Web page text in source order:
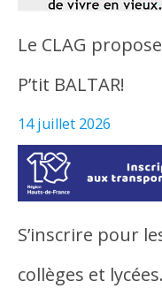
Le CLAG
P’tit BALTAR!
14 juillet 2026
S’inscrire pour
collèges et